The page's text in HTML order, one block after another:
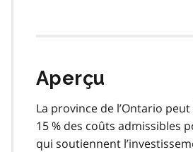
Aperçu
La province de l’Ontario
15 % des coûts admissibles
qui soutiennent